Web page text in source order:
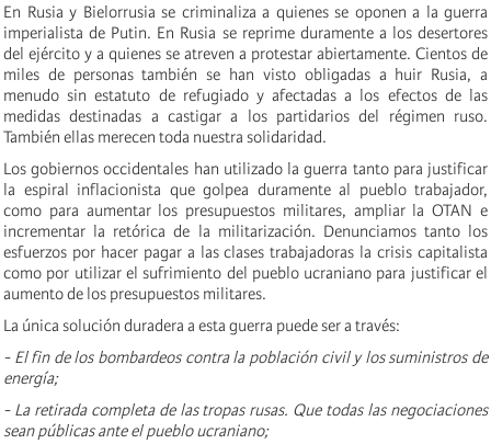
En Rusia y Bielorrusia se criminaliza a quienes se oponen a la guerra
imperialista de Putin. En Rusia se reprime duramente a los desertores
del ejército y a quienes se atreven a protestar abiertamente. Cientos de
miles de personas también se han visto obligadas a huir Rusia, a
menudo sin estatuto de refugiado y afectadas a los efectos de las
medidas destinadas a castigar a los partidarios del régimen ruso.
También ellas merecen toda nuestra solidaridad.
Los gobiernos occidentales han utilizado la guerra tanto para justificar
la espiral inflacionista que golpea duramente al pueblo trabajador,
como para aumentar los presupuestos militares, ampliar la OTAN e
incrementar la retórica de la militarización. Denunciamos tanto los
esfuerzos por hacer pagar a las clases trabajadoras la crisis capitalista
como por utilizar el sufrimiento del pueblo ucraniano para justificar el
aumento de los presupuestos militares.
La única solución duradera a esta guerra puede ser a través:
- El fin de los bombardeos contra la población civil y los suministros de
energía;
- La retirada completa de las tropas rusas. Que todas las negociaciones
sean públicas ante el pueblo ucraniano;